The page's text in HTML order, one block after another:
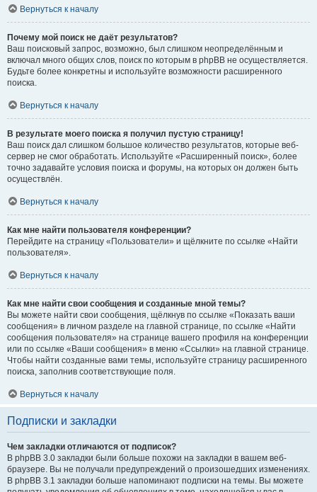
Вернуться к началу
Почему мой поиск не даёт результатов?
Ваш поисковый запрос, возможно, был слишком неопределённым и
включал много общих слов, поиск по которым в phpBB не осуществляется.
Будьте более конкретны и используйте возможности расширенного
поиска.
Вернуться к началу
В результате моего поиска я получил пустую страницу!
Ваш поиск дал слишком большое количество результатов, которые веб-
сервер не смог обработать. Используйте «Расширенный поиск», более
точно задавайте условия поиска и форумы, на которых он должен быть
осуществлён.
Вернуться к началу
Как мне найти пользователя конференции?
Перейдите на страницу «Пользователи» и щёлкните по ссылке «Найти
пользователя».
Вернуться к началу
Как мне найти свои сообщения и созданные мной темы?
Вы можете найти свои сообщения, щёлкнув по ссылке «Показать ваши
сообщения» в личном разделе на главной странице, по ссылке «Найти
сообщения пользователя» на странице вашего профиля на конференции
или по ссылке «Ваши сообщения» в меню «Ссылки» на главной странице.
Чтобы найти созданные вами темы, используйте страницу расширенного
поиска, заполнив соответствующие поля.
Вернуться к началу
Подписки и закладки
Чем закладки отличаются от подписок?
В phpBB 3.0 закладки были больше похожи на закладки в вашем веб-
браузере. Вы не получали предупреждений о произошедших изменениях.
В phpBB 3.1 закладки больше напоминают подписки на темы. Вы можете